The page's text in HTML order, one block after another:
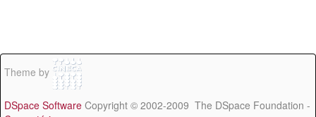
Theme by
DSpace Software Copyright © 2002-2009 The DSpace Foundation -